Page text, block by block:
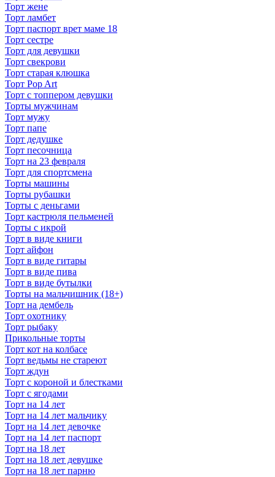
Торт жене
Торт ламбет
Торт паспорт врет маме 18
Торт сестре
Торт для девушки
Торт свекрови
Торт старая клюшка
Торт Pop Art
Торт с топпером девушки
Торты мужчинам
Торт мужу
Торт папе
Торт дедушке
Торт песочница
Торт на 23 февраля
Торт для спортсмена
Торты машины
Торты рубашки
Торты с деньгами
Торт кастрюля пельменей
Торты с икрой
Торт в виде книги
Торт айфон
Торт в виде гитары
Торт в виде пива
Торт в виде бутылки
Торты на мальчишник (18+)
Торт на дембель
Торт охотнику
Торт рыбаку
Прикольные торты
Торт кот на колбасе
Торт ведьмы не стареют
Торт ждун
Торт с короной и блестками
Торт с ягодами
Торт на 14 лет
Торт на 14 лет мальчику
Торт на 14 лет девочке
Торт на 14 лет паспорт
Торт на 18 лет
Торт на 18 лет девушке
Торт на 18 лет парню